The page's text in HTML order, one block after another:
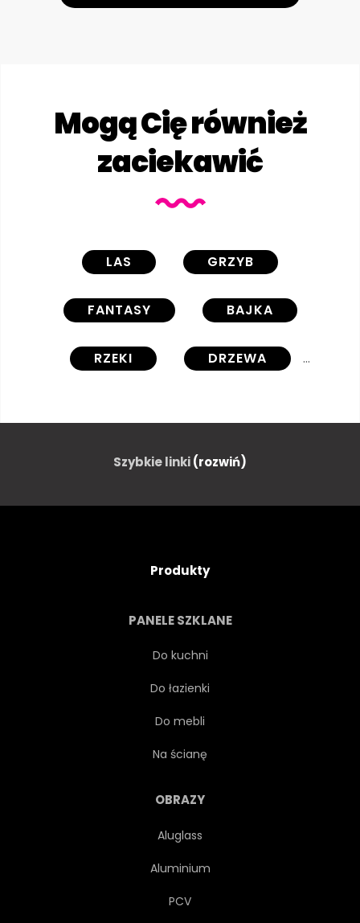
Mogą Cię również
zaciekawić
LAS GRZYB
FANTASY BAJKA
RZEKI DRZEWA
ILUSTRACJA GRAFIKA
Szybkie linki(rozwiń)
Produkty
PANELE SZKLANE
Do kuchni
Do łazienki
Do mebli
Na ścianę
OBRAZY
Aluglass
Aluminium
PCV